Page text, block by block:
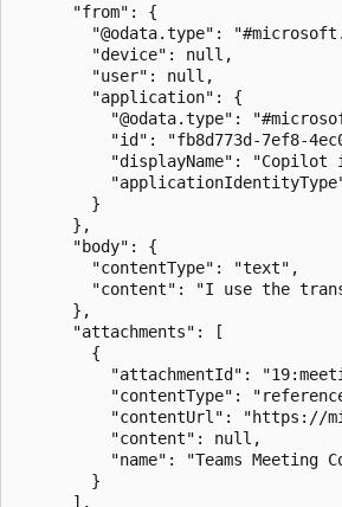
      "from": {
"@odata.type":
        "device": null,
        "user": null,
        "application": {
"@odata.type":
"id": "fb8d773d-7ef8-
"displayName": "Copilot
        }
      },
      "body": {
        "contentType": "text",
"content": "I use the
      },
      "attachments": [
        {
"attachmentId":
"contentType":
"contentUrl": "https://
          "content": null,
"name": "Teams Meeting
        }
      ],